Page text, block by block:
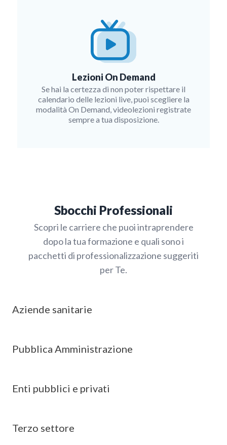
Lezioni On Demand
Se hai la certezza di non poter rispettare il
calendario delle lezioni live, puoi scegliere la
modalità On Demand, videolezioni registrate
sempre a tua disposizione.
Sbocchi Professionali
Scopri le carriere che puoi intraprendere
dopo la tua formazione e quali sono i
pacchetti di professionalizzazione suggeriti
per Te.
Aziende sanitarie
Pubblica Amministrazione
Enti pubblici e privati
Terzo settore